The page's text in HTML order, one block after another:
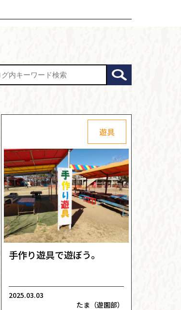
遊具
手作り遊具で遊ぼう。
2025.03.03
たま（遊園部）